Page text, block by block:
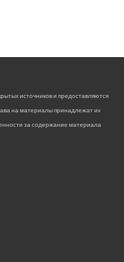
источников и предоставляются
на материалы принадлежат их
за содержание материала